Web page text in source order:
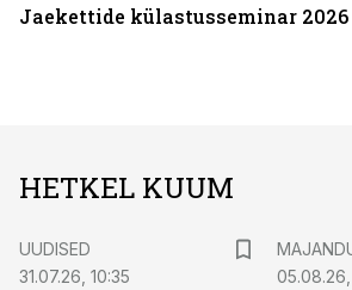
Jaekettide külastusseminar 2026
HETKEL KUUM
UUDISED
31.07.26, 10:35
05.08.26,